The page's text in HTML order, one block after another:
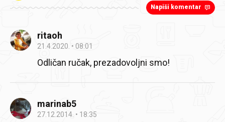
Napiši komentar
ritaoh
21.4.2020. 08:01
Odličan ručak, prezadovoljni smo!
marinab5
27.12.2014. 18:35